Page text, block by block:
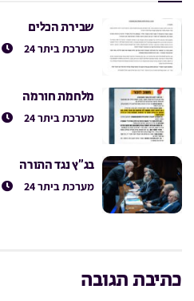
שבירת הכלים
מערכת ביתר 24
מלחמת חורמה
מערכת ביתר 24
בג”ץ נגד התורה
מערכת ביתר 24
כתיבת תגובה